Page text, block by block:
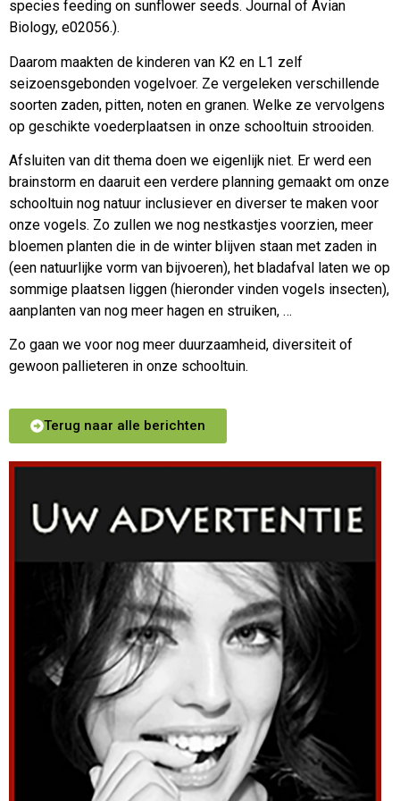
species feeding on sunflower seeds. Journal of Avian
Biology, e02056.).
Daarom maakten de kinderen van K2 en L1 zelf
seizoensgebonden vogelvoer. Ze vergeleken verschillende
soorten zaden, pitten, noten en granen. Welke ze vervolgens
op geschikte voederplaatsen in onze schooltuin strooiden.
Afsluiten van dit thema doen we eigenlijk niet. Er werd een
brainstorm en daaruit een verdere planning gemaakt om onze
schooltuin nog natuur inclusiever en diverser te maken voor
onze vogels. Zo zullen we nog nestkastjes voorzien, meer
bloemen planten die in de winter blijven staan met zaden in
(een natuurlijke vorm van bijvoeren), het bladafval laten we op
sommige plaatsen liggen (hieronder vinden vogels insecten),
aanplanten van nog meer hagen en struiken, …
Zo gaan we voor nog meer duurzaamheid, diversiteit of
gewoon pallieteren in onze schooltuin.
Terug naar alle berichten